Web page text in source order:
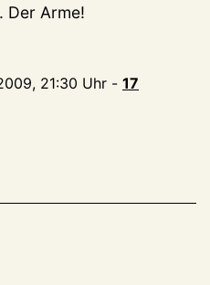
Der Arme!
21:30 Uhr - 17